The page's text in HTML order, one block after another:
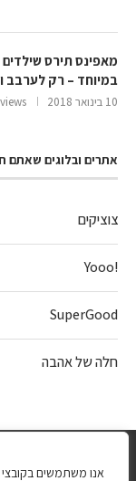
מאפינס תירס שילדים
במיוחד – רק לערבב
10 בינואר 2018
אתרים ובלוגים שאתם
צוציקים
!Yooo
SuperGood
חלה של אהבה